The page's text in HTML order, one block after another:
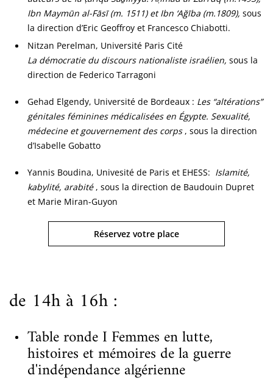
Ibn Maymūn al-Fāsī (m. 1511) et Ibn ‘Ağība (m.1809), sous
la direction d’Eric Geoffroy et Francesco Chiabotti.
Nitzan Perelman, Université Paris Cité
La démocratie du discours nationaliste israélien, sous la
direction de Federico Tarragoni
Gehad Elgendy, Université de Bordeaux : Les “altérations”
génitales féminines médicalisées en Égypte. Sexualité,
médecine et gouvernement des corps, sous la direction
d’Isabelle Gobatto
Yannis Boudina, Univesité de Paris et EHESS: Islamité,
kabylité, arabité, sous la direction de Baudouin Dupret
et Marie Miran-Guyon
Réservez votre place
de 14h à 16h :
Table ronde I Femmes en lutte,
histoires et mémoires de la guerre
d'indépendance algérienne